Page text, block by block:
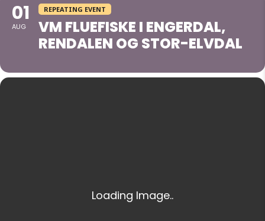
01
AUG
REPEATING EVENT
VM FLUEFISKE I ENGERDAL,
RENDALEN OG STOR-ELVDAL